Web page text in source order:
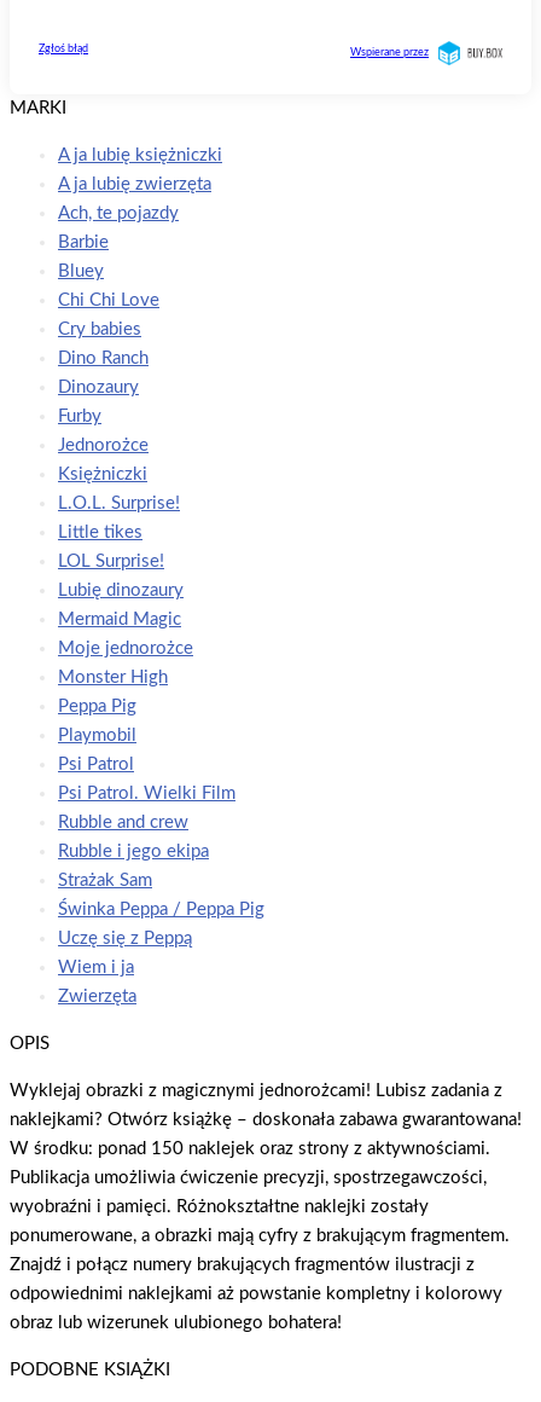
MARKI
A ja lubię księżniczki
A ja lubię zwierzęta
Ach, te pojazdy
Barbie
Bluey
Chi Chi Love
Cry babies
Dino Ranch
Dinozaury
Furby
Jednorożce
Księżniczki
L.O.L. Surprise!
Little tikes
LOL Surprise!
Lubię dinozaury
Mermaid Magic
Moje jednorożce
Monster High
Peppa Pig
Playmobil
Psi Patrol
Psi Patrol. Wielki Film
Rubble and crew
Rubble i jego ekipa
Strażak Sam
Świnka Peppa / Peppa Pig
Uczę się z Peppą
Wiem i ja
Zwierzęta
OPIS
Wyklejaj obrazki z magicznymi jednorożcami! Lubisz zadania z
naklejkami? Otwórz książkę – doskonała zabawa gwarantowana!
W środku: ponad 150 naklejek oraz strony z aktywnościami.
Publikacja umożliwia ćwiczenie precyzji, spostrzegawczości,
wyobraźni i pamięci. Różnokształtne naklejki zostały
ponumerowane, a obrazki mają cyfry z brakującym fragmentem.
Znajdź i połącz numery brakujących fragmentów ilustracji z
odpowiednimi naklejkami aż powstanie kompletny i kolorowy
obraz lub wizerunek ulubionego bohatera!
PODOBNE KSIĄŻKI